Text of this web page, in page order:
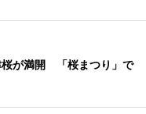
桜が満開 「桜まつり」で